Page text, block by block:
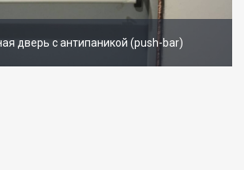
дверь с антипаникой (push-bar)